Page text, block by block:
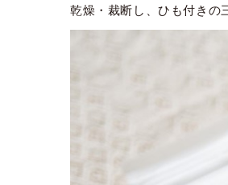
乾燥・裁断し、ひも付きの